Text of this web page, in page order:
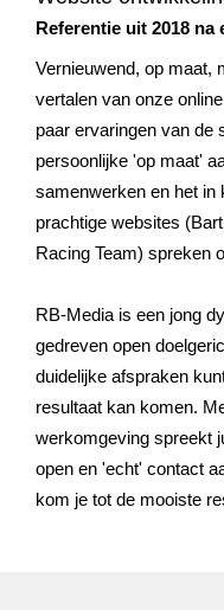
Social Media
Online marketing
CRO
SEO advies
SEO strategie
SEO teksten
Google Ads
Google shopping
Social advertising
Linkbuilding
Linkbuilding
E-mail marketing
E-mail marketing
Google Ads audit
SalesFeed
Marketing
Google Analytics
Referenties
Actueel
Werken bij
Contact
076 78 51 526
Referentie uit 2018
Vernieuwend, op maat,
vertalen van onze
paar ervaringen van de
persoonlijke 'op maat'
samenwerken en het in
prachtige websites
Racing Team) spreken
RB-Media is een jong
gedreven open
duidelijke afspraken
resultaat kan komen.
werkomgeving spreekt
open en 'echt' contact
kom je tot de mooiste